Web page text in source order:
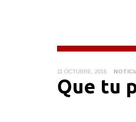
11 OCTUBRE, 2016
Que tu